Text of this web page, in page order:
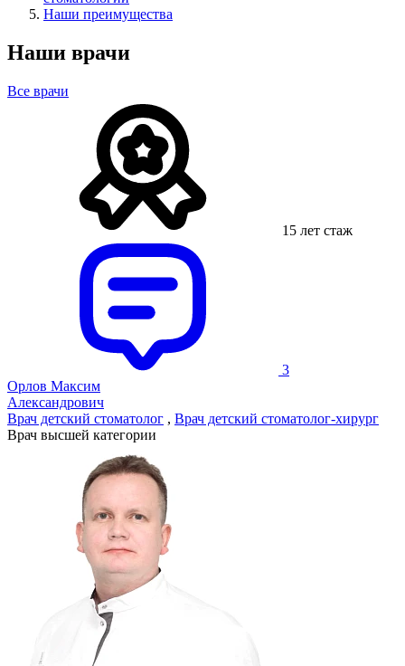
Наши преимущества
Наши врачи
Все врачи
15 лет стаж
3
Орлов Максим
Александрович
Врач детский стоматолог , Врач детский стоматолог-хирург
Врач высшей категории